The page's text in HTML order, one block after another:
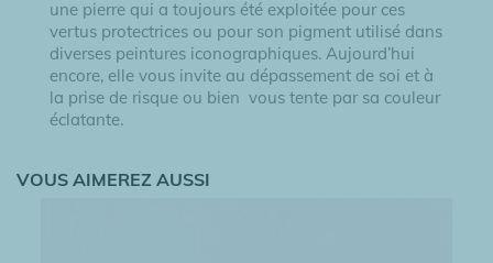
une pierre qui a toujours été exploitée pour ces
vertus protectrices ou pour son pigment utilisé dans
diverses peintures iconographiques. Aujourd’hui
encore, elle vous invite au dépassement de soi et à
la prise de risque ou bien vous tente par sa couleur
éclatante.
VOUS AIMEREZ AUSSI